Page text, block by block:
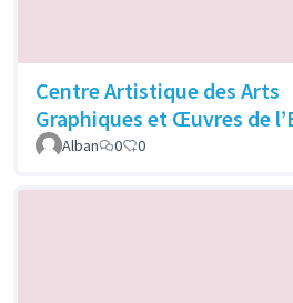
Centre Artistique des Arts
Graphiques et Œuvres de
Alban 0 0